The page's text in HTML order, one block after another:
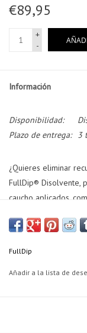
€89,95
+
-
Información
Disponibilidad:
Plazo de entrega:
3
¿Quieres eliminar
FullDip® Disolvente,
caucho aplicados,
quieres eliminar
correctamente.
FullDip
Añadir a la lista de